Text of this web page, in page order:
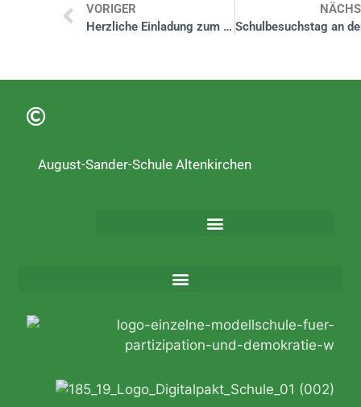
VORIGER
Herzliche Einladung zum Tag der offenen Tür am Donnerstag, 28.11.2024
August-Sander-Schule Altenkirchen